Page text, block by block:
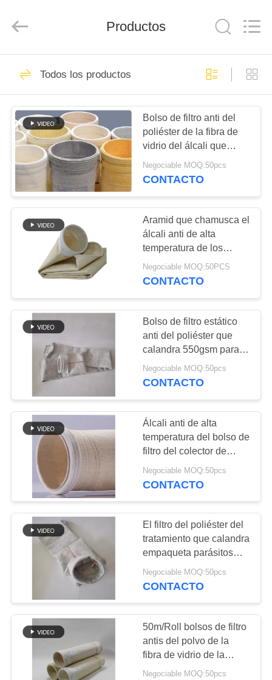
HOGAR
PRODUCTOS
SOBRE
NOSOTROS
VIAJE
DE
FÁBRICA
CONTROL
DE
CALIDAD
ÉNTRENOS
EN
CONTACTO
CON
NOTICIAS
PIDA
UNA
DEL
SITIO
POLÍTICA
Environmental
Technology
Rights
bolsas de filtro
colector de polvo
111
Bolso de filtro de
Aramid
96
Bolso de filtro del
poliéster
107
Bolsa de filtro
líquido
223
Bolsa de filtro de
fibra de vidrio
Productos
Todos los productos
Bolso de filtro anti del
poliéster de la fibra de
vidrio del álcali que
chamusca el tratamiento
Negociable MOQ:50pcs
CONTACTO
Aramid que chamusca el
álcali anti de alta
temperatura de los
bolsos de filtro
Negociable MOQ:50PCS
CONTACTO
Bolso de filtro estático
anti del poliéster que
calandra 550gsm para la
industria
Negociable MOQ:50pcs
CONTACTO
Álcali anti de alta
temperatura del bolso de
filtro del colector de
polvo de Aramid de la
membrana de PTFE
Negociable MOQ:50pcs
CONTACTO
El filtro del poliéster del
tratamiento que calandra
empaqueta parásitos
atmosféricos antis
Negociable MOQ:50pcs
CONTACTO
50m/Roll bolsos de filtro
antis del polvo de la
fibra de vidrio de la
abrasión PTFE
Negociable MOQ:50pcs